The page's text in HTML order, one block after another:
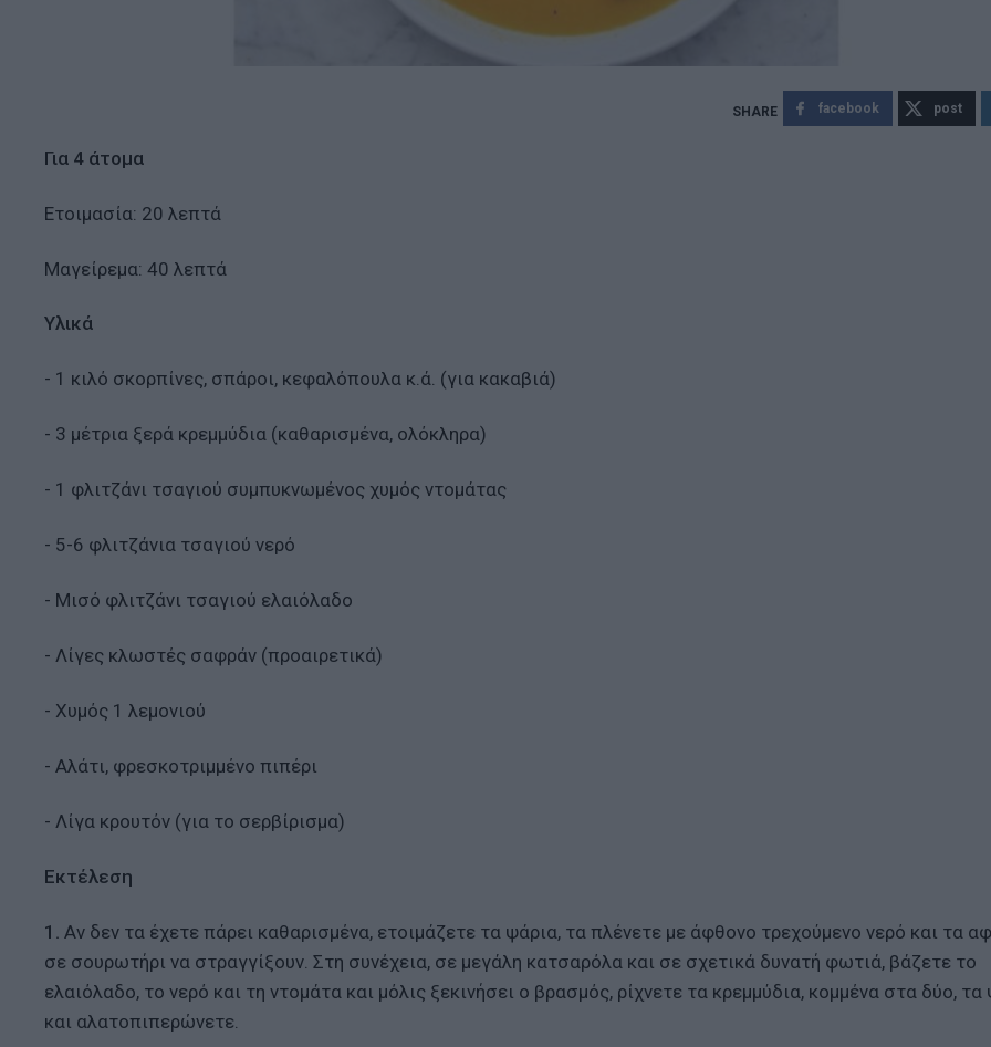
facebook post
Για 4 άτομα
Ετοιμασία: 20 λεπτά
Μαγείρεμα: 40 λεπτά
Υλικά
- 1 κιλό σκορπίνες, σπάροι, κεφαλόπουλα κ.ά. (για κακαβιά)
- 3 μέτρια ξερά κρεμμύδια (καθαρισμένα, ολόκληρα)
- 1 φλιτζάνι τσαγιού συμπυκνωμένος χυμός ντομάτας
- 5-6 φλιτζάνια τσαγιού νερό
- Μισό φλιτζάνι τσαγιού ελαιόλαδο
- Λίγες κλωστές σαφράν (προαιρετικά)
- Χυμός 1 λεμονιού
- Αλάτι, φρεσκοτριμμένο πιπέρι
- Λίγα κρουτόν (για το σερβίρισμα)
Εκτέλεση
1. Αν δεν τα έχετε πάρει καθαρισμένα, ετοιμάζετε τα ψάρια, τα πλένετε με άφθονο τρεχούμενο νερό και τα
σε σουρωτήρι να στραγγίξουν. Στη συνέχεια, σε μεγάλη κατσαρόλα και σε σχετικά δυνατή φωτιά, βάζετε το
ελαιόλαδο, το νερό και τη ντομάτα και μόλις ξεκινήσει ο βρασμός, ρίχνετε τα κρεμμύδια, κομμένα στα δύο, τα
και αλατοπιπερώνετε.